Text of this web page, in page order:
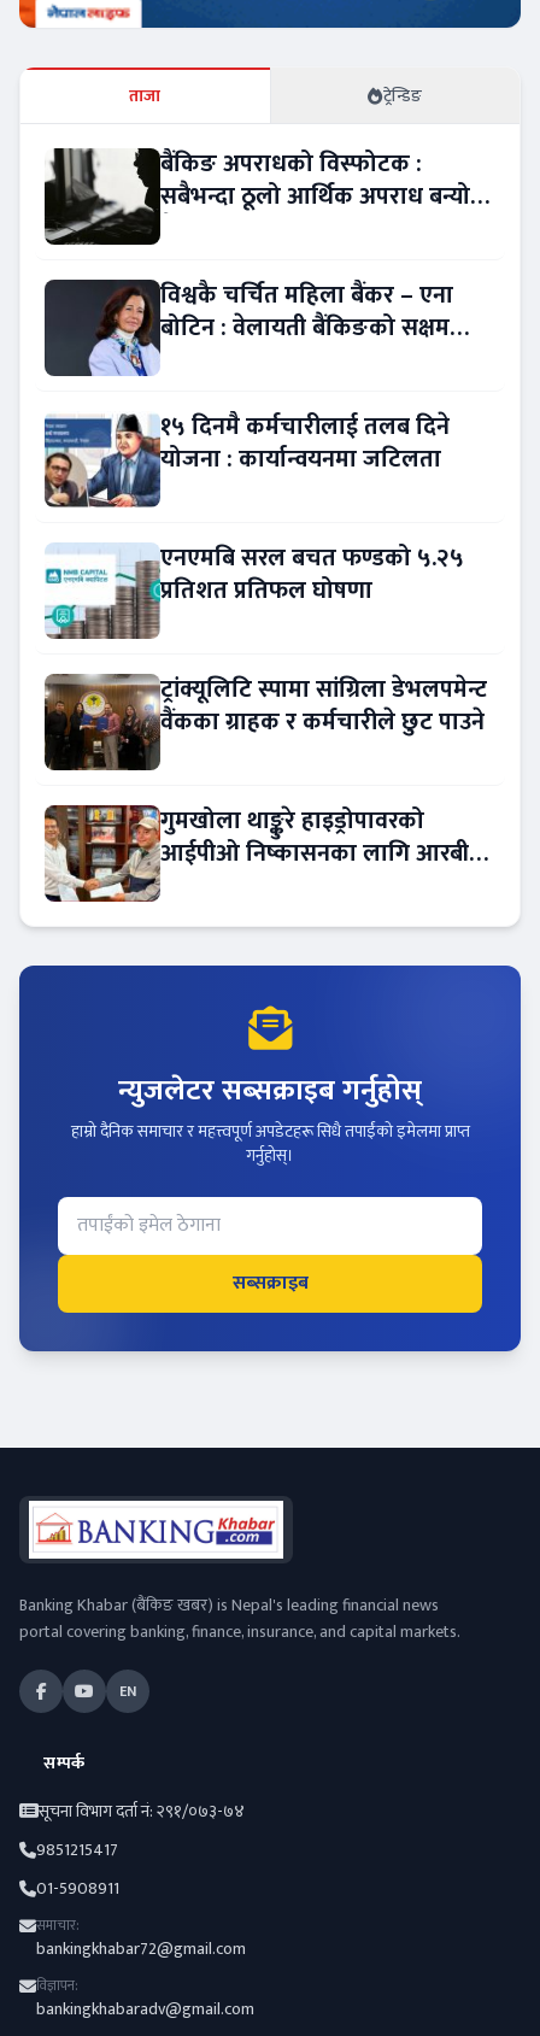
ताजा ट्रेन्डिङ
बैंकिङ अपराधको विस्फोटक :
सबैभन्दा ठूलो आर्थिक अपराध बन्यो
विश्वकै चर्चित महिला बैंकर – एना
बोटिन : वेलायती बैंकिङको सक्षम
१५ दिनमै कर्मचारीलाई तलब दिने
योजना : कार्यान्वयनमा जटिलता
एनएमबि सरल बचत फण्डको ५.२५
प्रतिशत प्रतिफल घोषणा
ट्रांक्यूलिटि स्पामा सांग्रिला डेभलपमेन्ट
वैंकका ग्राहक र कर्मचारीले छुट पाउने
गुमखोला थाङ्कुरे हाइड्रोपावरको
आईपीओ निष्कासनका लागि आरबीबी
न्युजलेटर सब्सक्राइब गर्नुहोस्
हाम्रो दैनिक समाचार र महत्त्वपूर्ण अपडेटहरू सिधै तपाईंको इमेलमा प्राप्त
गर्नुहोस्।
सब्सक्राइब
Banking Khabar (बैंकिङ खबर) is Nepal's leading financial news
portal covering banking, finance, insurance, and capital markets.
EN
सम्पर्क
सूचना विभाग दर्ता नं: २९१/०७३-७४
9851215417
01-5908911
समाचार:
bankingkhabar72@gmail.com
विज्ञापन:
bankingkhabaradv@gmail.com